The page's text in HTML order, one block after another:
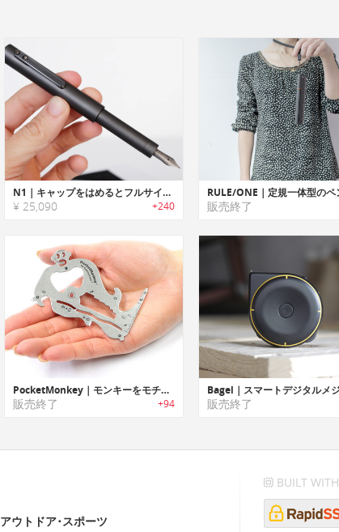
N1｜キャップをはめるとフルサイズになるチタン製ポケットペン「N1」
¥ 25,090 +240 販売終了
PocketMonkey｜モンキーをモチーフにした多機能マルチツール「ポケットモンキー」
販売終了 +94 販売終了
アウトドア･スポーツ
BUILT WITH